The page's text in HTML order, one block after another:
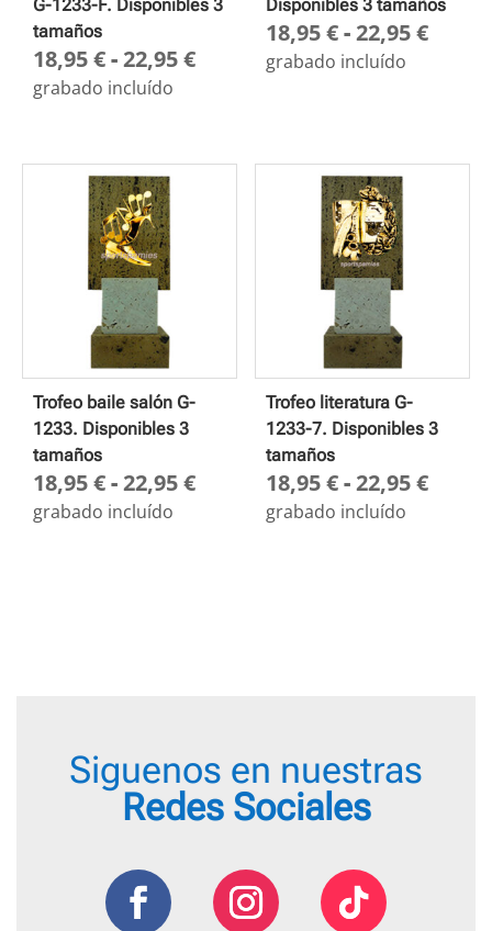
G-1233-F. Disponibles 3
tamaños
18,95€-22,95€Rango
18,95 €
grabado incluído
Disponibles 3 tamaños
18,95€-22,95€
hasta
grabado incluído
Trofeo baile salón G-
1233. Disponibles 3
tamaños
18,95€-22,95€Rango
grabado incluído
Trofeo literatura G-
1233-7. Disponibles 3
tamaños
18,95€-22,95€
grabado incluído
Siguenos en nuestras
Redes Sociales